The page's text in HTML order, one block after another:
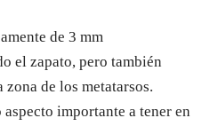
de 3 mm
el zapato, pero también
de los metatarsos.
importante a tener en